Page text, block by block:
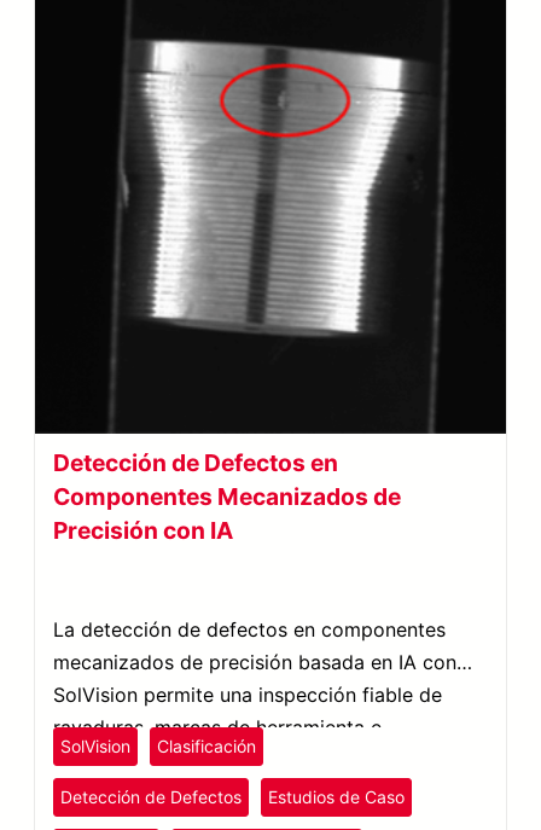
Detección de Defectos en
Componentes Mecanizados de
Precisión con IA
La detección de defectos en componentes
mecanizados de precisión basada en IA con
SolVision permite una inspección fiable de
rayaduras, marcas de herramienta e
irregularidades superficiales.
SolVision Clasificación
Detección de Defectos Estudios de Caso